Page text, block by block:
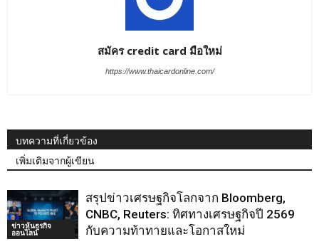
สมัคร credit card มือใหม่
https://www.thaicardonline.com/
บทความที่เกี่ยวข้อง
เพิ่มเติมจากผู้เขียน
ข่าวหุ้นธุรกิจ
ออนไลน์
สรุปข่าวเศรษฐกิจโลกจาก Bloomberg,
CNBC, Reuters: ทิศทางเศรษฐกิจปี 2569
กับความท้าทายและโอกาสใหม่